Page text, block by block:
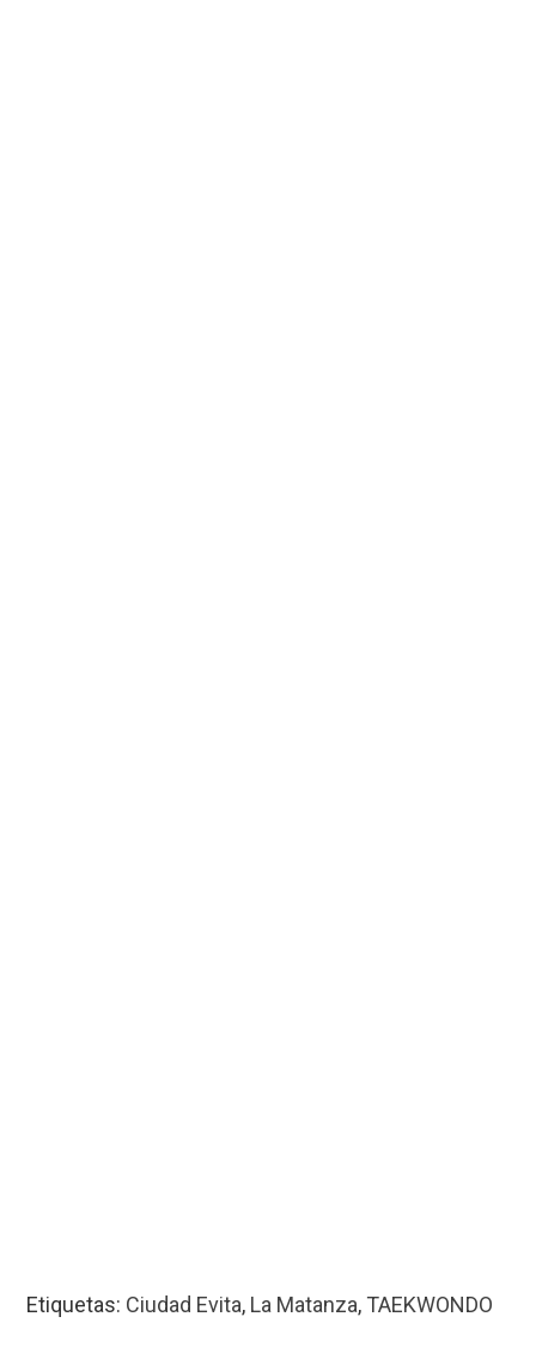
Etiquetas: Ciudad Evita, La Matanza, TAEKWONDO